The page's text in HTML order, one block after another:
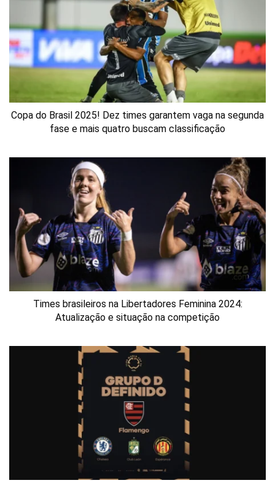
Copa do Brasil 2025! Dez times garantem vaga na segunda
fase e mais quatro buscam classificação
Times brasileiros na Libertadores Feminina 2024:
Atualização e situação na competição